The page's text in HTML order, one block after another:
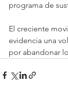
programa de
El creciente
evidencia una
por abandonar